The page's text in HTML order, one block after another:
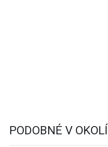
PODOBNÉ V OKOLÍ